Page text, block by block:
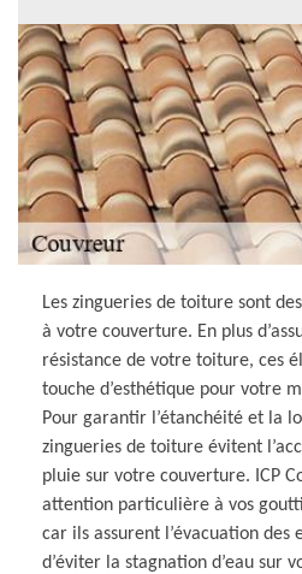
Les zingueries de toiture sont
à votre couverture. En plus
résistance de votre toiture, ces
touche d’esthétique pour votre
Pour garantir l’étanchéité et la
zingueries de toiture évitent
pluie sur votre couverture. ICP
attention particulière à vos
car ils assurent l’évacuation des
d’éviter la stagnation d’eau sur